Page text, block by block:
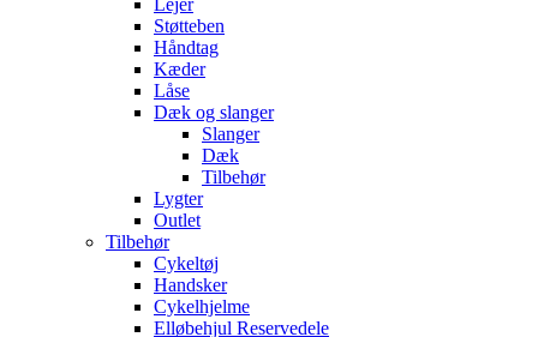
Lejer
Støtteben
Håndtag
Kæder
Låse
Dæk og slanger
Slanger
Dæk
Tilbehør
Lygter
Outlet
Tilbehør
Cykeltøj
Handsker
Cykelhjelme
Elløbehjul Reservedele